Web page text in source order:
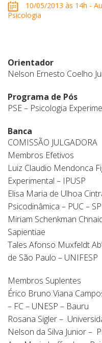
10/05/2013 às 14h -
Psicologia
Orientador
Nelson Ernesto Coelho
Programa de Pós
PSE – Psicologia
Banca
COMISSÃO JULGADORA
Membros Efetivos
Luiz Claudio Mendonca
Experimental – IPUSP
Elisa Maria de Ulhoa
Psicodinâmica – PUC – SP
Miriam Schenkman
Sapientiae
Tales Afonso Muxfeldt
de São Paulo – UNIFESP
Membros Suplentes
Érico Bruno Viana
– FC – UNESP – Bauru
Rosana Sigler –
Nelson da Silva Junior –